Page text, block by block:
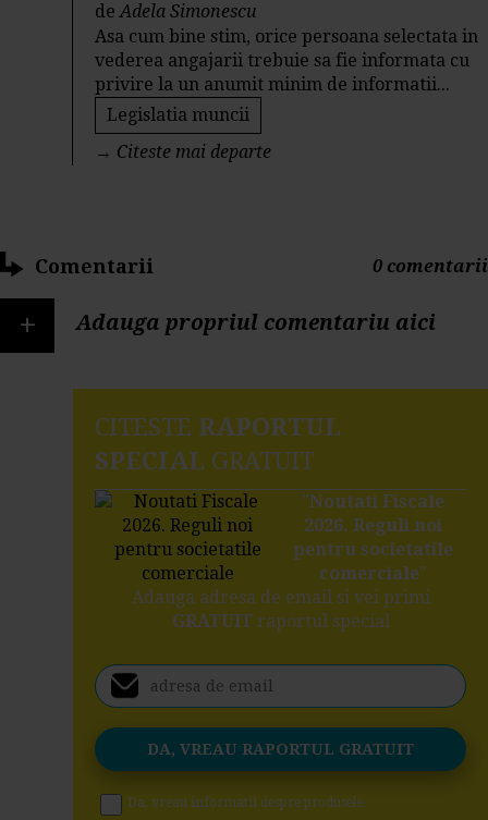
deAdela Simonescu
Asa cum bine stim, orice persoana selectata in
vederea angajarii trebuie sa fie informata cu
privire la un anumit minim de informatii...
Legislatia muncii
→ Citeste mai departe
Comentarii 0 comentarii
+ Adauga propriul comentariu aici
CITESTE RAPORTUL
SPECIAL GRATUIT
"Noutati Fiscale
2026. Reguli noi
pentru societatile
comerciale"
Adauga adresa de email si vei primi
GRATUITraportul special
Da, vreau informatii despre produsele